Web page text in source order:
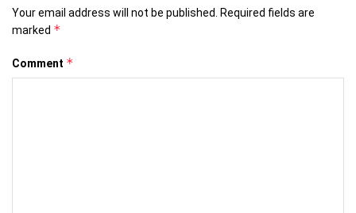
Your email address will not be published. Required fields are
marked *
Comment *